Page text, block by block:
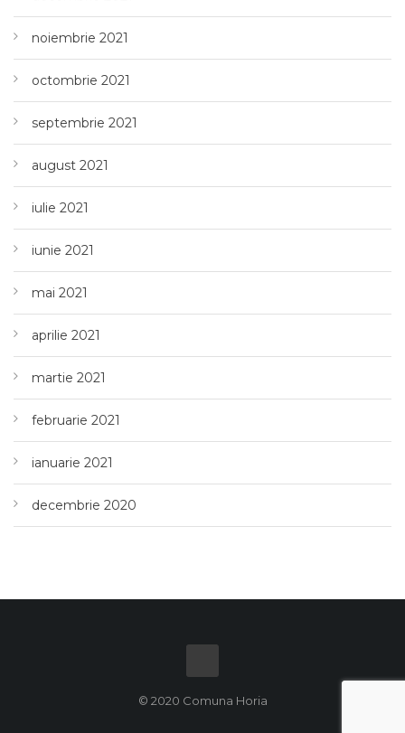
noiembrie 2021
octombrie 2021
septembrie 2021
august 2021
iulie 2021
iunie 2021
mai 2021
aprilie 2021
martie 2021
februarie 2021
ianuarie 2021
decembrie 2020
© 2020 Comuna Horia